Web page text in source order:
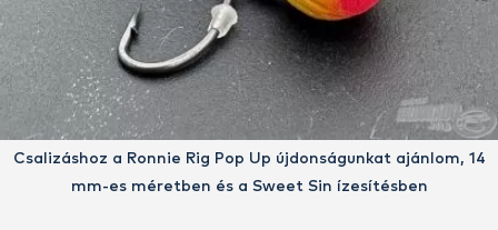
Csalizáshoz a Ronnie Rig Pop Up újdonságunkat ajánlom, 14
mm-es méretben és a Sweet Sin ízesítésben